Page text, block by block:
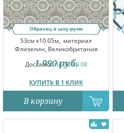
Образец в шоу-руме
53см x10.05м, материал
Флизелин, Великобритания
Доставка:08.08-09.08
КУПИТЬ В 1 КЛИК
1 990 руб.
В корзину